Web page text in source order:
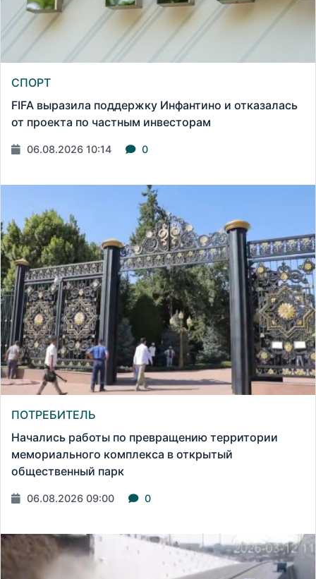
СПОРТ
FIFA выразила поддержку Инфантино и отказалась
от проекта по частным инвесторам
06.08.2026 10:14 0
ПОТРЕБИТЕЛЬ
Начались работы по превращению территории
мемориального комплекса в открытый
общественный парк
06.08.2026 09:00 0